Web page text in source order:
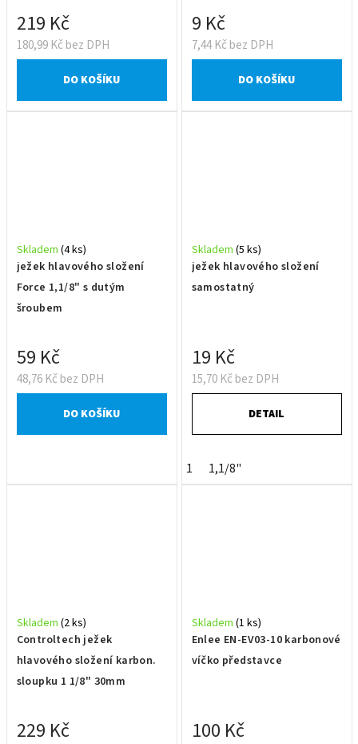
180,99 Kč bez DPH
219 Kč
DO KOŠÍKU
7,44 Kč bez DPH
9 Kč
DO KOŠÍKU
ježek hlavového složení
Force 1,1/8" s dutým
šroubem
Skladem (4 ks)
48,76 Kč bez DPH
59 Kč
DO KOŠÍKU
ježek hlavového složení
samostatný
Skladem (5 ks)
15,70 Kč bez DPH
19 Kč
DETAIL
1 1,1/8"
Controltech ježek
hlavového složení karbon.
sloupku 1 1/8" 30mm
Skladem (2 ks)
229 Kč
Enlee EN-EV03-10 karbonové
víčko představce
Skladem (1 ks)
100 Kč